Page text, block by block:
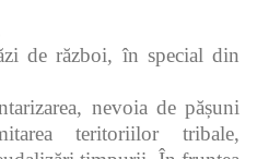
de război, în special din
nevoia de pășuni
teritoriilor tribale,